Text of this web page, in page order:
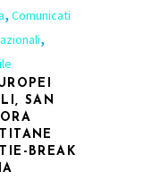
, Comunicati
,
SAN
BREAK